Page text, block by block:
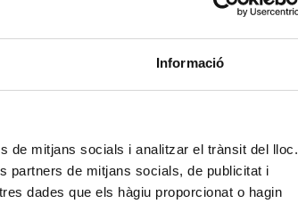
Informació
de mitjans socials i analitzar el trànsit del lloc.
partners de mitjans socials, de publicitat i
dades que els hàgiu proporcionat o hagin